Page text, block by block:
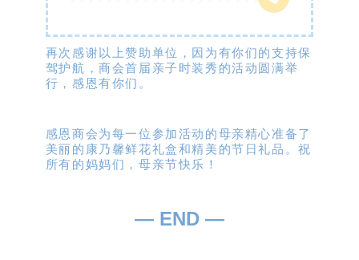
再次感谢以上赞助单位，因为有你们的支持保
驾护航，商会首届亲子时装秀的活动圆满举
行，感恩有你们。
感恩商会为每一位参加活动的母亲精心准备了
美丽的康乃馨鲜花礼盒和精美的节日礼品。祝
所有的妈妈们，母亲节快乐！
— END —